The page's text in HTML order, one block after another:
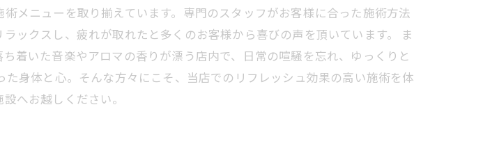
メニューを取り揃えています。専門のスタッフがお客様に合った施術方法
ックスし、疲れが取れたと多くのお客様から喜びの声を頂いています。 ま
着いた音楽やアロマの香りが漂う店内で、日常の喧騒を忘れ、ゆっくりと
身体と心。そんな方々にこそ、当店でのリフレッシュ効果の高い施術を体
へお越しください。